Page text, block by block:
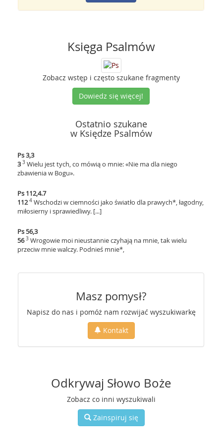
Księga Psalmów
Zobacz wstęp i często szukane fragmenty
Dowiedz się więcej!
Ostatnio szukane
w Księdze Psalmów
Ps 3,3
3 3 Wielu jest tych, co mówią o mnie: «Nie ma dla niego
zbawienia w Bogu».
Ps 112,4.7
112 4 Wschodzi w ciemności jako światło dla prawych*, łagodny,
miłosierny i sprawiedliwy. [...]
Ps 56,3
56 3 Wrogowie moi nieustannie czyhają na mnie, tak wielu
przeciw mnie walczy. Podnieś mnie*,
Masz pomysł?
Napisz do nas i pomóż nam rozwijać wyszukiwarkę
Kontakt
Odkrywaj Słowo Boże
Zobacz co inni wyszukiwali
Zainspiruj się